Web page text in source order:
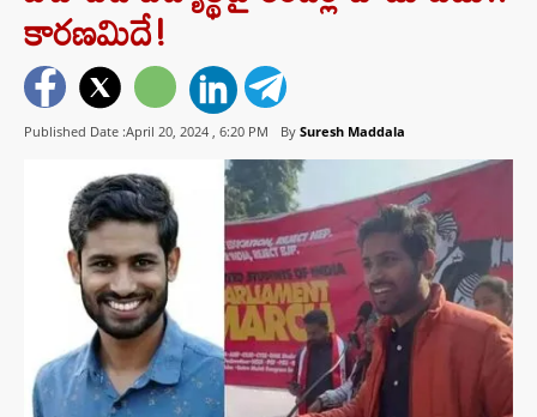
కారణమిదే!
Published Date :April 20, 2024 , 6:20 PM By Suresh Maddala